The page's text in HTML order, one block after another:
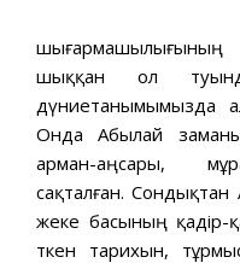
шыққан ол
дүниетанымымызда
Онда Абылай
арман-аңсары,
сақталған.
жеке басының қадір-
өткен тарихын,